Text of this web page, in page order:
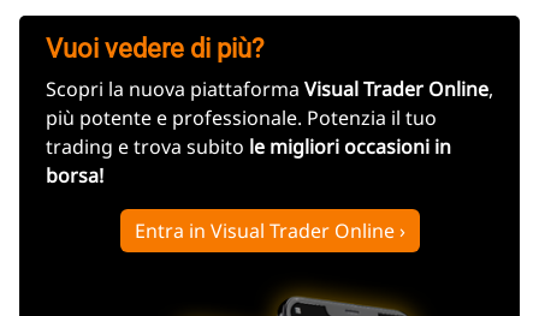
Vuoi vedere di più?
Scopri la nuova piattaforma Visual Trader Online,
più potente e professionale. Potenzia il tuo
trading e trova subito le migliori occasioni in
borsa!
Entra in Visual Trader Online ›